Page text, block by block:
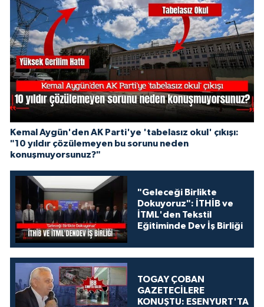
Kemal Aygün'den AK Parti'ye 'tabelasız okul' çıkışı:
"10 yıldır çözülemeyen bu sorunu neden
konuşmuyorsunuz?"
"Geleceği Birlikte
Dokuyoruz": İTHİB ve
İTML'den Tekstil
Eğitiminde Dev İş Birliği
TOGAY ÇOBAN
GAZETECİLERE
KONUŞTU: ESENYURT'TA